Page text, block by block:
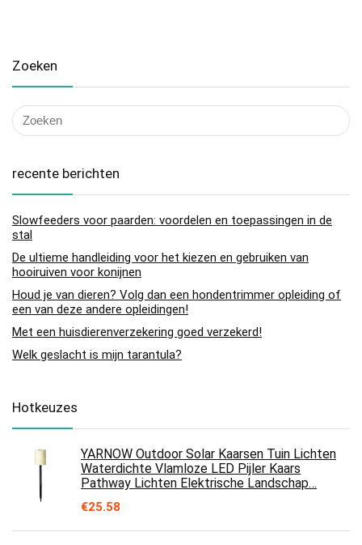
Zoeken
recente berichten
Slowfeeders voor paarden: voordelen en toepassingen in de
stal
De ultieme handleiding voor het kiezen en gebruiken van
hooiruiven voor konijnen
Houd je van dieren? Volg dan een hondentrimmer opleiding of
een van deze andere opleidingen!
Met een huisdierenverzekering goed verzekerd!
Welk geslacht is mijn tarantula?
Hotkeuzes
YARNOW Outdoor Solar Kaarsen Tuin Lichten
Waterdichte Vlamloze LED Pijler Kaars
Pathway Lichten Elektrische Landschap…
€25.58